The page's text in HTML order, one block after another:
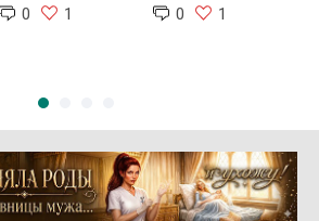
0 1 0 1